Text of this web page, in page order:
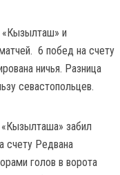
и
6 побед на счету
ничья. Разница
севастопольцев.
забил
счету Редвана
голов в ворота